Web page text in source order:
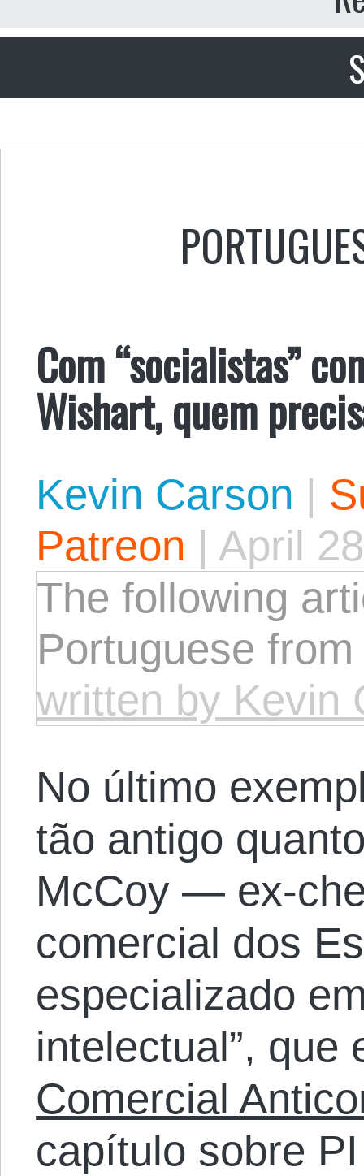
Com “socialistas”
Wishart, quem
Kevin Carson |
Patreon | April
The following
Portuguese
written by Kevin
No último
tão antigo
McCoy — ex-
comercial dos
especializado
intelectual”,
Comercial
capítulo sobre